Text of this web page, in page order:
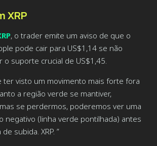
XRP
, o trader emite um aviso de que o
pode cair para US$1,14 se não
o suporte crucial de US$1,45.
ter visto um movimento mais forte fora
a região verde se mantiver,
se perdermos, poderemos ver uma
negativo (linha verde pontilhada) antes
subida. XRP. ”